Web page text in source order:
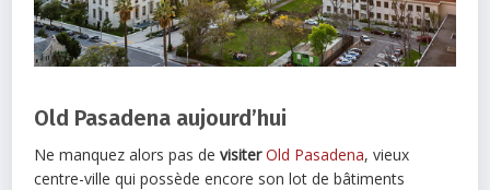
Old Pasadena aujourd’hui
Ne manquez alors pas devisiter Old Pasadena, vieux
centre-ville qui possède encore son lot de bâtiments